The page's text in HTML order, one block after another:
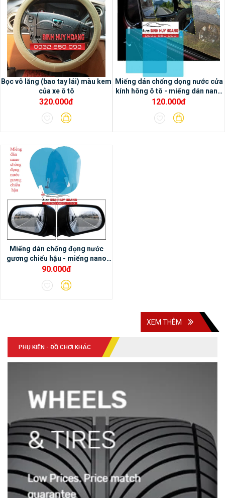
- Chức năng dẫn đường và tích hợp bản đồ
online Google map và có thể sử dụng bản
đồ offline Navitel
- Hiệu chỉnh âm thanh chuyên nghiệp với
chip DSP tích hợp trong màn hình Oled
DVD Android Oled Pro X3 có thể tích hợp
với cảm biến áp suất lốp, cảnh báo điểm
Bọc vô lăng (bao tay lái) màu kem
của xe ô tô
320.000đ
Miếng dán chống dọng nước cửa
kính hông ô tô - miếng dán nano
ô tô
120.000đ
Miếng dán chống đọng nước
gương chiếu hậu - miếng nano
dán gương chiếu hậu xe ô tô
90.000đ
XEM THÊM
PHỤ KIỆN - ĐỒ CHƠI KHÁC